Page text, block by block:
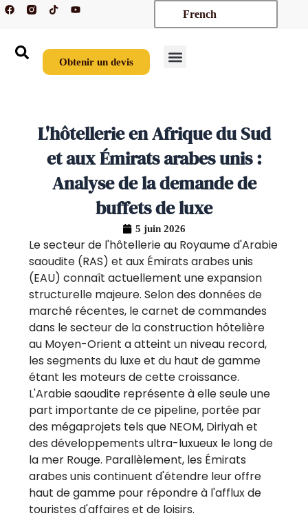
Aller
F
a
T
i
k
Y
o
b
e
French
Obtenir un devis
L'hôtellerie en Afrique du Sud
et aux Émirats arabes unis :
Analyse de la demande de
buffets de luxe
5 juin 2026
Le secteur de l'hôtellerie au Royaume d'Arabie
saoudite (RAS) et aux Émirats arabes unis
(EAU) connaît actuellement une expansion
structurelle majeure. Selon des données de
marché récentes, le carnet de commandes
dans le secteur de la construction hôtelière
au Moyen-Orient a atteint un niveau record,
les segments du luxe et du haut de gamme
étant les moteurs de cette croissance.
L'Arabie saoudite représente à elle seule une
part importante de ce pipeline, portée par
des mégaprojets tels que NEOM, Diriyah et
des développements ultra-luxueux le long de
la mer Rouge. Parallèlement, les Émirats
arabes unis continuent d'étendre leur offre
haut de gamme pour répondre à l'afflux de
touristes d'affaires et de loisirs.